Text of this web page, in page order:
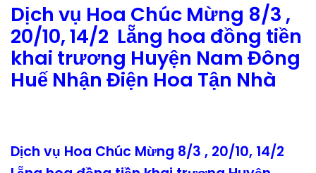
Dịch vụ Hoa Chúc Mừng 8/3 ,
20/10, 14/2 Lẵng hoa đồng tiền
khai trương Huyện Nam Đông
Huế Nhận Điện Hoa Tận Nhà
Dịch vụ Hoa Chúc Mừng 8/3 , 20/10, 14/2